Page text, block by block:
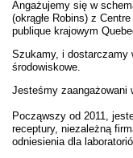
Angażujemy się w
(okrągłe Robins) z
publique krajowym
Szukamy, i dostarczamy
środowiskowe.
Jesteśmy zaangażowani
Począwszy od 2011,
receptury, niezależną
odniesienia dla